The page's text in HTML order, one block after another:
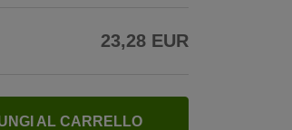
23,28 EUR
AL CARRELLO